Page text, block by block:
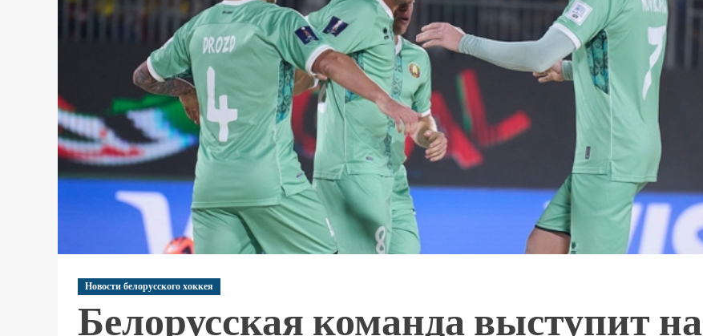
Новости белорусского хоккея
Белорусская команда выступит на